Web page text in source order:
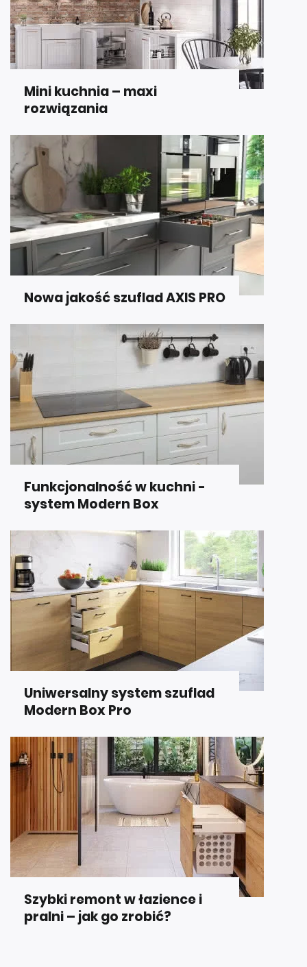
Mini kuchnia – maxi
rozwiązania
Nowa jakość szuflad AXIS PRO
Funkcjonalność w kuchni -
system Modern Box
Uniwersalny system szuflad
Modern Box Pro
Szybki remont w łazience i
pralni – jak go zrobić?